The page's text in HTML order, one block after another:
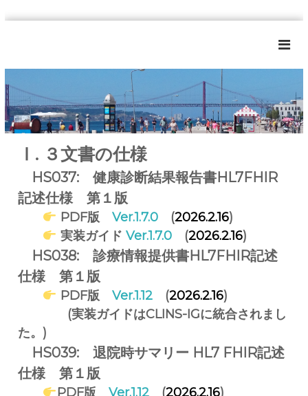
ン
ツ
へ
ス
キ
H
R
I
G
ポ
ー
タ
情
報
学
F
H
日
検
討
W
G
に
関
わ
っ
Ⅰ. ３文書の仕様
HS037: 健康診断結果報告書HL7FHIR
記述仕様 第１版
PDF版 Ver.1.7.0(2026.2.16)
実装ガイド Ver.1.7.0(2026.2.16)
HS038: 診療情報提供書HL7FHIR記述
仕様 第１版
PDF版 Ver.1.12(2026.2.16)
(実装ガイドはCLINS-IGに統合されまし
た。)
HS039: 退院時サマリー HL7 FHIR記述
仕様 第１版
PDF版 Ver.1.12(2026.2.16)